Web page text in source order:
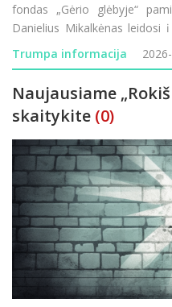
fondas „Gėrio glėbyje“
Danielius Mikalkėnas leidosi
pėsčiomis aplink
modernizacija &ndas
Trumpa informacija
Naujausiame
skaitykite (0)